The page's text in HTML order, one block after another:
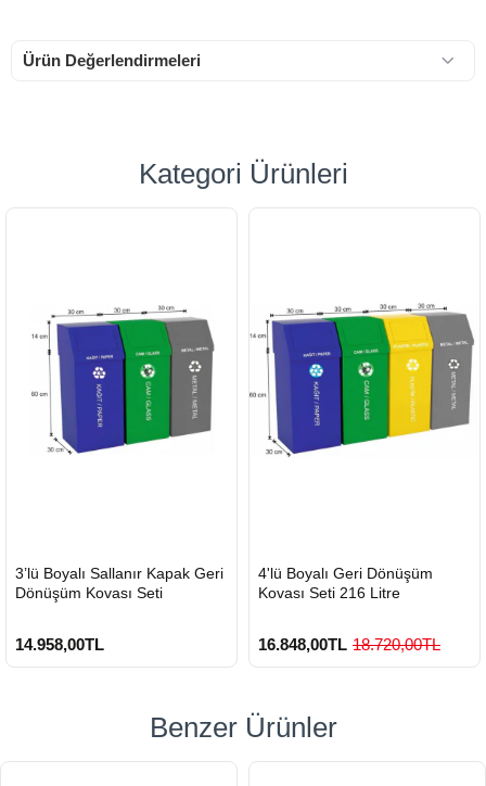
Ürün Değerlendirmeleri
Kategori Ürünleri
GÖNDERİ
3’lü Boyalı Sallanır Kapak Geri
Dönüşüm Kovası Seti
14.958,00TL
GÖNDERİ
4'lü Boyalı Geri Dönüşüm
Kovası Seti 216 Litre
16.848,00TL 18.720,00TL
Benzer Ürünler